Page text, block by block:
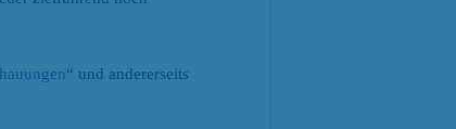
“ und andererseits